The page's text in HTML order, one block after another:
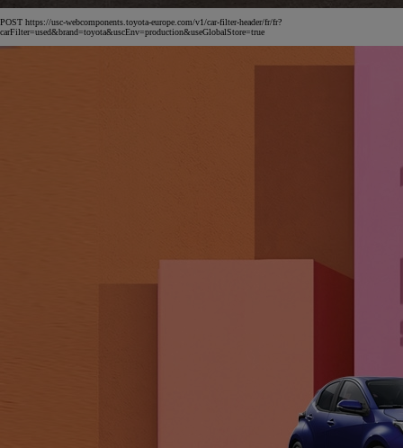
POST https://usc-webcomponents.toyota-europe.com/v1/car-filter-header/fr/fr?
carFilter=used&brand=toyota&uscEnv=production&useGlobalStore=true